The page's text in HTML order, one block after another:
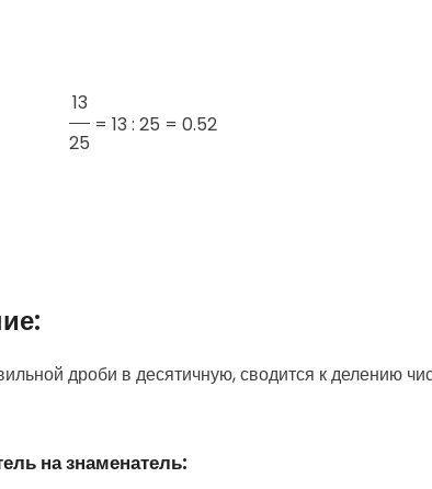
13
25
= 13 : 25 = 0.52
дроби в десятичную, сводится к делению
на знаменатель: